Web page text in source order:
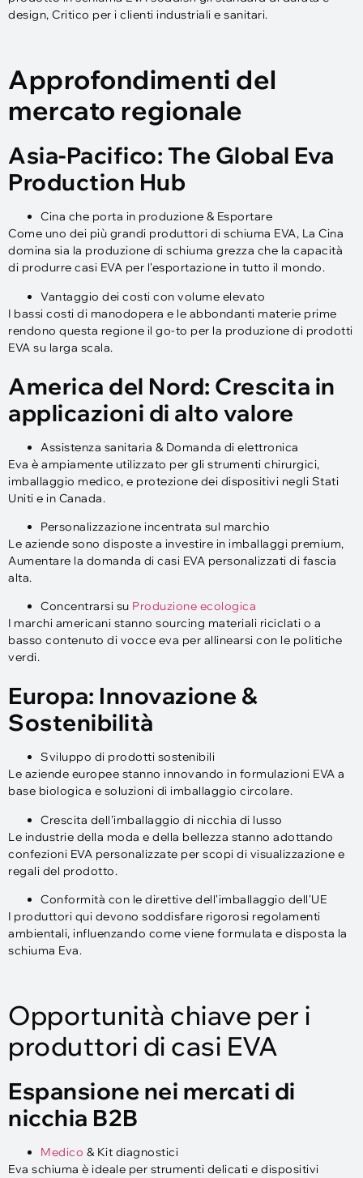
design, Critico per i clienti industriali e sanitari.
Approfondimenti del
mercato regionale
Asia-Pacifico: The Global Eva
Production Hub
Cina che porta in produzione & Esportare
Come uno dei più grandi produttori di schiuma EVA, La Cina
domina sia la produzione di schiuma grezza che la capacità
di produrre casi EVA per l'esportazione in tutto il mondo.
Vantaggio dei costi con volume elevato
I bassi costi di manodopera e le abbondanti materie prime
rendono questa regione il go-to per la produzione di prodotti
EVA su larga scala.
America del Nord: Crescita in
applicazioni di alto valore
Assistenza sanitaria & Domanda di elettronica
Eva è ampiamente utilizzato per gli strumenti chirurgici,
imballaggio medico, e protezione dei dispositivi negli Stati
Uniti e in Canada.
Personalizzazione incentrata sul marchio
Le aziende sono disposte a investire in imballaggi premium,
Aumentare la domanda di casi EVA personalizzati di fascia
alta.
Concentrarsi su Produzione ecologica
I marchi americani stanno sourcing materiali riciclati o a
basso contenuto di vocce eva per allinearsi con le politiche
verdi.
Europa: Innovazione &
Sostenibilità
Sviluppo di prodotti sostenibili
Le aziende europee stanno innovando in formulazioni EVA a
base biologica e soluzioni di imballaggio circolare.
Crescita dell'imballaggio di nicchia di lusso
Le industrie della moda e della bellezza stanno adottando
confezioni EVA personalizzate per scopi di visualizzazione e
regali del prodotto.
Conformità con le direttive dell'imballaggio dell'UE
I produttori qui devono soddisfare rigorosi regolamenti
ambientali, influenzando come viene formulata e disposta la
schiuma Eva.
Opportunità chiave per i
produttori di casi EVA
Espansione nei mercati di
nicchia B2B
Medico & Kit diagnostici
Eva schiuma è ideale per strumenti delicati e dispositivi